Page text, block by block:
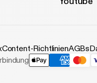
Content-RichtlinienAGBs